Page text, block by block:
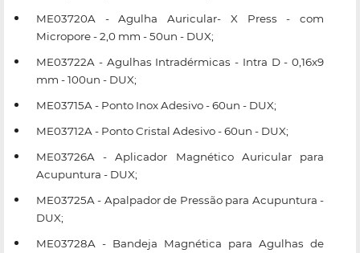
ME03720A - Agulha Auricular- X Press - com
Micropore - 2,0 mm - 50un - DUX;
ME03722A - Agulhas Intradérmicas - Intra D - 0,16x9
mm - 100un - DUX;
ME03715A - Ponto Inox Adesivo - 60un - DUX;
ME03712A - Ponto Cristal Adesivo - 60un - DUX;
ME03726A - Aplicador Magnético Auricular para
Acupuntura - DUX;
ME03725A - Apalpador de Pressão para Acupuntura -
DUX;
ME03728A - Bandeja Magnética para Agulhas de